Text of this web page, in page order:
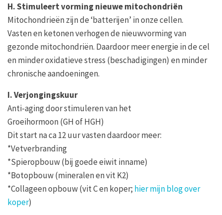
H. Stimuleert vorming nieuwe mitochondriën
Mitochondrieën zijn de ‘batterijen’ in onze cellen.
Vasten en ketonen verhogen de nieuwvorming van
gezonde mitochondriën. Daardoor meer energie in de cel
en minder oxidatieve stress (beschadigingen) en minder
chronische aandoeningen.
I. Verjongingskuur
Anti-aging door stimuleren van het
Groeihormoon (GH of HGH)
Dit start na ca 12 uur vasten daardoor meer:
*Vetverbranding
*Spieropbouw (bij goede eiwit inname)
*Botopbouw (mineralen en vit K2)
*Collageen opbouw (vit C en koper; hier mijn blog over
koper)